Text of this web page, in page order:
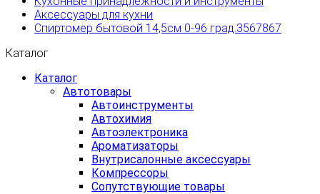
Аксессуары для кухни
Спиртомер бытовой 14,5см 0-96 град.3567867
Каталог
Каталог
Автотовары
Автоинструменты
Автохимия
Автоэлектроника
Ароматизаторы
Внутрисалонные аксессуары
Компрессоры
Сопутствующие товары